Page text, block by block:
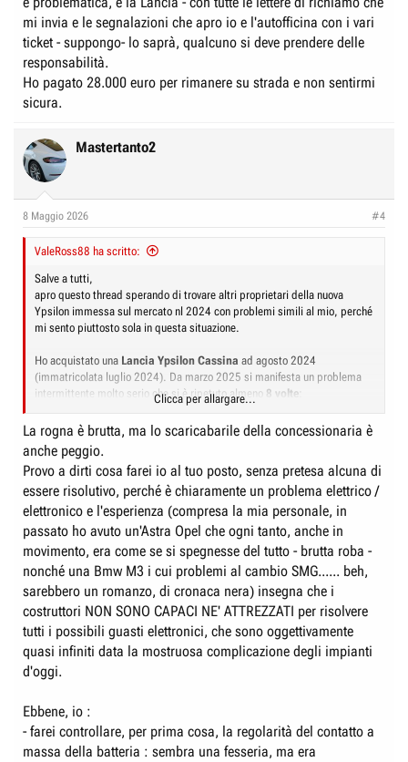
mi invia e le segnalazioni che apro io e l'autofficina con i vari
ticket - suppongo- lo saprà, qualcuno si deve prendere delle
responsabilità.
Ho pagato 28.000 euro per rimanere su strada e non sentirmi
sicura.
Mastertanto2
8 Maggio 2026 #4
ValeRoss88 ha scritto:
Salve a tutti,
apro questo thread sperando di trovare altri proprietari della nuova
Ypsilon immessa sul mercato nl 2024 con problemi simili al mio, perché
mi sento piuttosto sola in questa situazione.
Ho acquistato una Lancia Ypsilon Cassina ad agosto 2024
(immatricolata luglio 2024). Da marzo 2025 si manifesta un problema
intermittente molto serio che si è ripetuto almeno 8 volte
La macchina si accende regolarmente, ma va inblocco totale: nessuna
marcia inseribile, nessun comando risponde, acceleratore inerte. Non si
riesce nemmeno a spegnere. Va in una sorta di standby e si resetta da
sola dopo diverse ore. In un'occasione ilquadro si è spento mentre
stavo guidando.
Il problema è intermittente e si ripresenta in modo casuale, senza
apparente correlazione con temperatura, percorrenza o altre condizioni.
Ho portato la macchina in assistenzadiverse volte(settembre 2025,
gennaio 2026, febbraio 2026, maggio 2026). Risposta ogni volta:
rileviamo anomalie."Perché ovviamente nel frattempo il problema
scompare, lasciando tracce minime nei log.
Dalle ultime volte, documento con video gli eventi, ne allego uno. I fogli di
lavoro documentano le visite, ma le descrizioni del guasto risultano
vaghe. La garanzia scade a luglio 2026 e il problema non è ancora
Il servizio clienti Lancia non è d'aiuto:
continuano ad aprire pratiche
isolate, mentre il problema è sempre lo stesso. Rimango in attesa per
molto tempo, la maggior parte delle volte mi rispondono operatori
Clicca per allargare...
La rogna è brutta, ma lo scaricabarile della concessionaria è
anche peggio.
Provo a dirti cosa farei io al tuo posto, senza pretesa alcuna di
essere risolutivo, perché è chiaramente un problema elettrico /
elettronico e l'esperienza (compresa la mia personale, in
passato ho avuto un'Astra Opel che ogni tanto, anche in
movimento, era come se si spegnesse del tutto - brutta roba -
nonché una Bmw M3 i cui problemi al cambio SMG...... beh,
sarebbero un romanzo, di cronaca nera) insegna che i
costruttori NON SONO CAPACI NE' ATTREZZATI per risolvere
tutti i possibili guasti elettronici, che sono oggettivamente
quasi infiniti data la mostruosa complicazione degli impianti
d'oggi.
Ebbene, io :
- farei controllare, per prima cosa, la regolarità del contatto a
massa della batteria : sembra una fesseria, ma era